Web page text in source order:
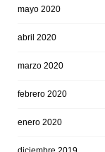
mayo 2020
abril 2020
marzo 2020
febrero 2020
enero 2020